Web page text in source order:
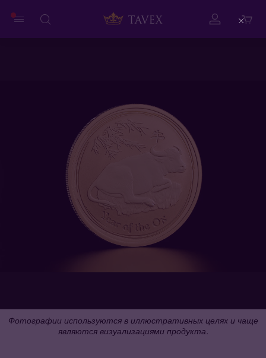
Фотографии используются в иллюстративных целях и чаще
являются визуализациями продукта.
Close